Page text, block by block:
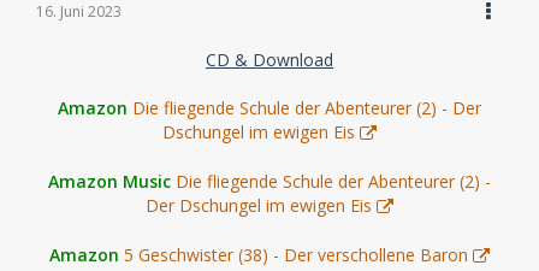
16. Juni 2023
CD & Download
Amazon Die fliegende Schule der Abenteurer (2) - Der
Dschungel im ewigen Eis
Amazon Music Die fliegende Schule der Abenteurer (2) -
Der Dschungel im ewigen Eis
Amazon 5 Geschwister (38) - Der verschollene Baron